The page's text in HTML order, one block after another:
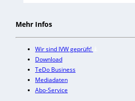
Mehr Infos
Wir sind IVW geprüft!
Download
TeDo Business
Mediadaten
Abo-Service